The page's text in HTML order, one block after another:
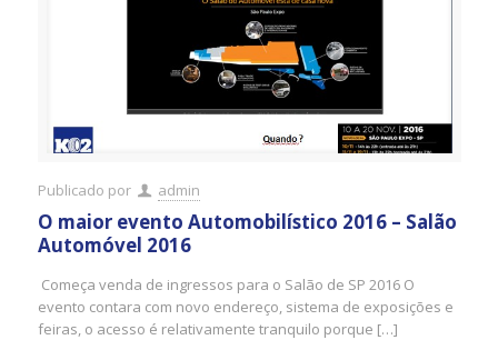
Publicado por admin
O maior evento Automobilístico 2016 – Salão
Automóvel 2016
Começa venda de ingressos para o Salão de SP 2016 O
evento contara com novo endereço, sistema de exposições e
feiras, o acesso é relativamente tranquilo porque […]